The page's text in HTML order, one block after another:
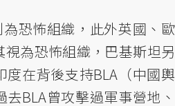
恐怖組織，此外英國、歐
為恐怖組織，巴基斯坦另
在背後支持BLA（中國輿
BLA曾攻擊過軍事營地、